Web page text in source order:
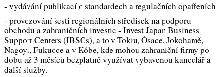
- vydávání publikací o standardech a regulačních opatřeních
- provozování šesti regionálních středisek na podporu
obchodu a zahraničních investic - Invest Japan Business
Support Centers (IBSCs), a to v Tokiu, Ósace, Jokohamě,
Nagoyi, Fukuoce a v Kóbe, kde mohou zahraniční firmy po
dobu až 3 měsíců bezplatně využívat vybavenou kancelář a
další služby.